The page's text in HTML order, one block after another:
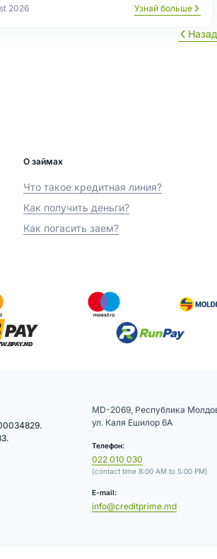
2026 Узнай больше
О займах
Что такое кредитная линия?
Как получить деньги?
Как погасить заем?
MD-2069, Республика
ул. Каля Ешилор 6А
Телефон:
022 010 030
(contact time 8:00 AM to 5:00 PM)
E-mail:
info@creditprime.md